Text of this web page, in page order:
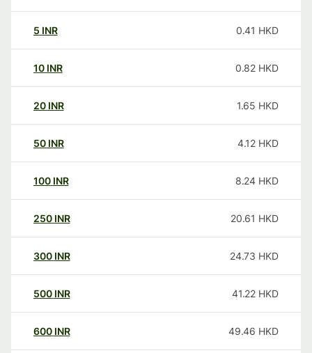
5 INR 0.41 HKD
10 INR 0.82 HKD
20 INR 1.65 HKD
50 INR 4.12 HKD
100 INR 8.24 HKD
250 INR 20.61 HKD
300 INR 24.73 HKD
500 INR 41.22 HKD
600 INR 49.46 HKD